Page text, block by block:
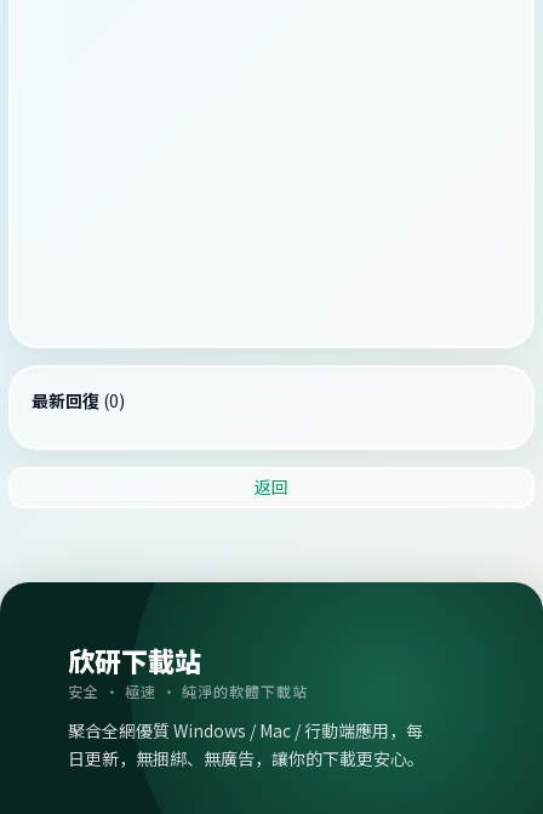
最新回復 (0)
返回
欣研下載站
安全 · 極速 · 純淨的軟體下載站
聚合全網優質 Windows / Mac / 行動端應用，每
日更新，無捆綁、無廣告，讓你的下載更安心。